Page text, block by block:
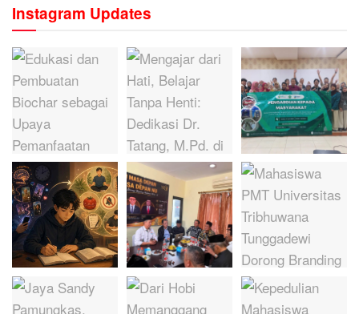
Instagram Updates